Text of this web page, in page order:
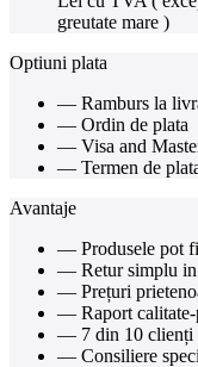
greutate mare )
Optiuni plata
— Ramburs la
— Ordin de plata
— Visa and
— Termen de
Avantaje
— Produsele pot
— Retur simplu
— Prețuri
— Raport calitate-
— 7 din 10 clienți
— Consiliere